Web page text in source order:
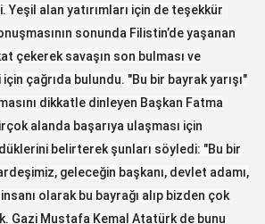
alan yatırımları için de teşekkür
sonunda Filistin’de yaşanan
çekerek savaşın son bulması ve
çağrıda bulundu. "Bu bir bayrak yarışı"
dikkatle dinleyen Başkan Fatma
alanda başarıya ulaşması için
belirterek şunları söyledi: "Bu bir
geleceğin başkanı, devlet adamı,
olarak bu bayrağı alıp bizden çok
Gazi Mustafa Kemal Atatürk de bunu